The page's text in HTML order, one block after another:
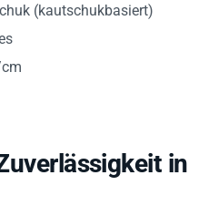
(kautschukbasiert)
in